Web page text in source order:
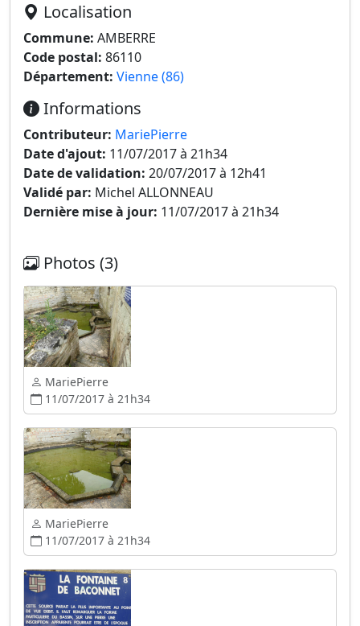
Localisation
Commune: AMBERRE
Code postal: 86110
Département: Vienne (86)
Informations
Contributeur: MariePierre
Date d'ajout: 11/07/2017 à 21h34
Date de validation: 20/07/2017 à 12h41
Validé par: Michel ALLONNEAU
Dernière mise à jour: 11/07/2017 à 21h34
Photos (3)
MariePierre
11/07/2017 à 21h34
MariePierre
11/07/2017 à 21h34